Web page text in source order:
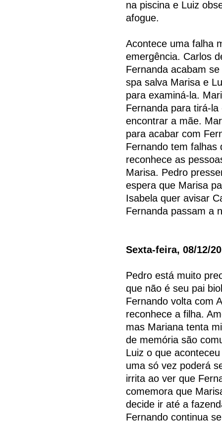
na piscina e Luiz
afogue.
Acontece uma falha
emergência. Carlos
Fernanda acabam
spa salva Marisa e
para examiná-la.
Fernanda para tirá-
encontrar a mãe.
para acabar com
Fernando tem falhas
reconhece as
Marisa. Pedro
espera que Marisa
Isabela quer avisar
Fernanda passam a
Sexta-feira, 08/12/
Pedro está muito
que não é seu pai
Fernando volta com
reconhece a filha.
mas Mariana tenta
de memória são
Luiz o que
uma só vez poderá
irrita ao ver que
comemora que
decide ir até a
Fernando continua